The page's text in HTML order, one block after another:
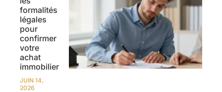
formalités
légales
pour
confirmer
votre
achat
immobilier
JUIN 14,
2026